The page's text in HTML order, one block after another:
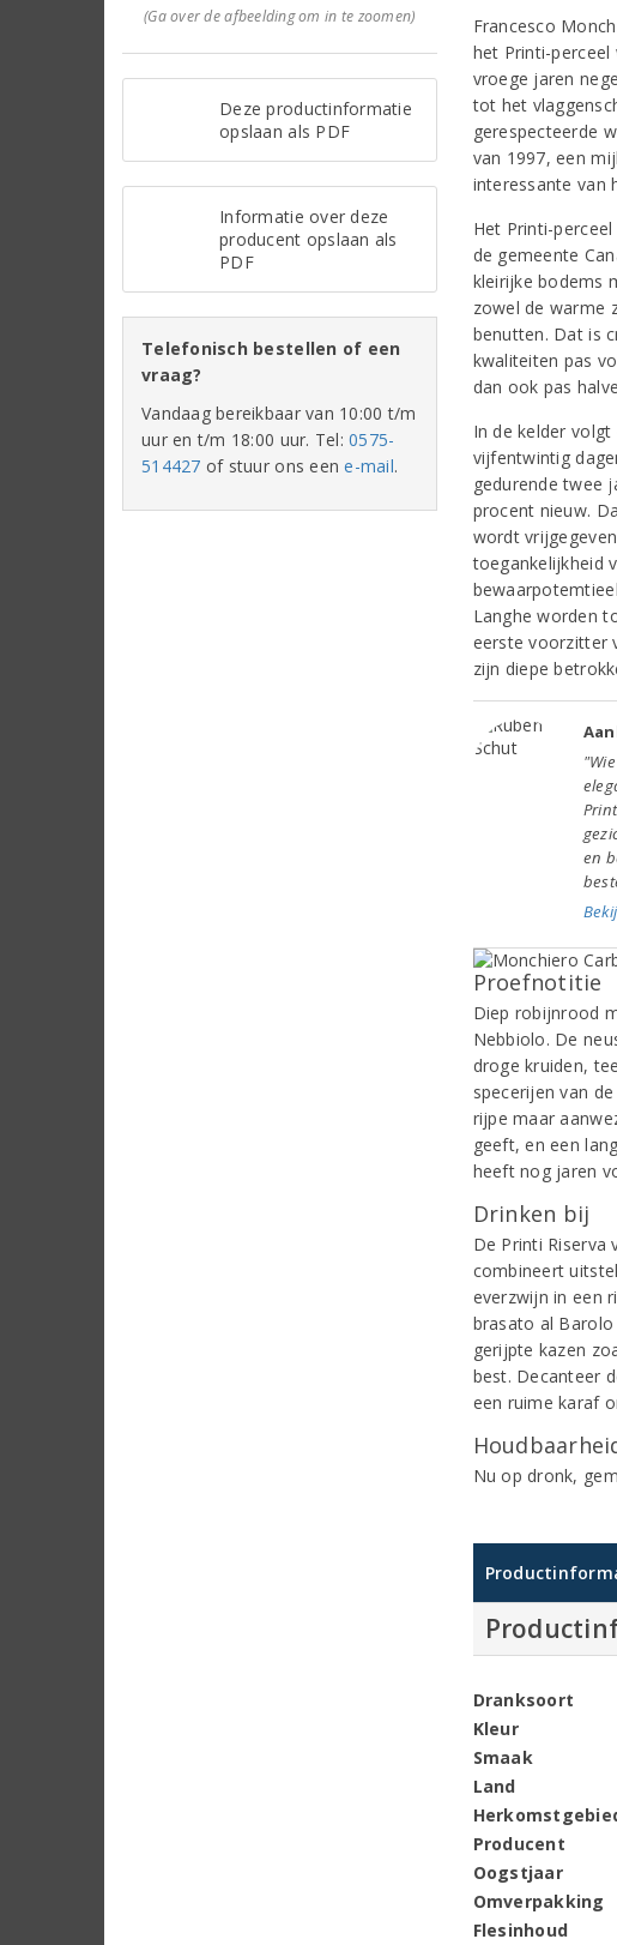
(Ga over de afbeelding om in te zoomen)
Deze productinformatie
opslaan als PDF
Informatie over deze
producent opslaan als
PDF
Telefonisch bestellen of een
vraag?
Vandaag bereikbaar van 10:00 t/m
uur en t/m 18:00 uur. Tel:0575-
514427 of stuur ons eene-mail.
Francesco
het Printi-
vroege jaren
tot het
gerespecteerde
van 1997, een
interessante van
Het Printi-
de gemeente
kleirijke bodems
zowel de warme
benutten. Dat is
kwaliteiten pas
dan ook pas
In de kelder
vijfentwintig
gedurende twee
procent nieuw.
wordt
toegankelijkheid
Langhe worden
eerste voorzitter
zijn diepe
en
Proefnotitie
Diep robijnrood
Nebbiolo. De
droge kruiden,
specerijen van
rijpe maar
geeft, en een
heeft nog jaren
Drinken bij
De Printi Riserva
combineert
everzwijn in een
brasato al
gerijpte kazen
best. Decanteer
een ruime karaf
Nu op dronk,
Dranksoort
Kleur
Smaak
Land
Producent
Oogstjaar
Omverpakking
Flesinhoud